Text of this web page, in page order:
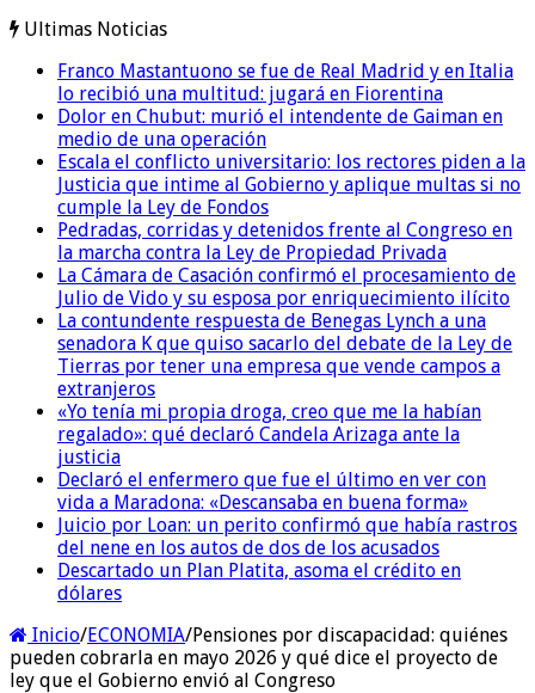
Ultimas Noticias
Franco Mastantuono se fue de Real Madrid y en Italia
lo recibió una multitud: jugará en Fiorentina
Dolor en Chubut: murió el intendente de Gaiman en
medio de una operación
Escala el conflicto universitario: los rectores piden a la
Justicia que intime al Gobierno y aplique multas si no
cumple la Ley de Fondos
Pedradas, corridas y detenidos frente al Congreso en
la marcha contra la Ley de Propiedad Privada
La Cámara de Casación confirmó el procesamiento de
Julio de Vido y su esposa por enriquecimiento ilícito
La contundente respuesta de Benegas Lynch a una
senadora K que quiso sacarlo del debate de la Ley de
Tierras por tener una empresa que vende campos a
extranjeros
«Yo tenía mi propia droga, creo que me la habían
regalado»: qué declaró Candela Arizaga ante la
justicia
Declaró el enfermero que fue el último en ver con
vida a Maradona: «Descansaba en buena forma»
Juicio por Loan: un perito confirmó que había rastros
del nene en los autos de dos de los acusados
Descartado un Plan Platita, asoma el crédito en
dólares
Inicio/ECONOMIA/Pensiones por discapacidad: quiénes
pueden cobrarla en mayo 2026 y qué dice el proyecto de
ley que el Gobierno envió al Congreso